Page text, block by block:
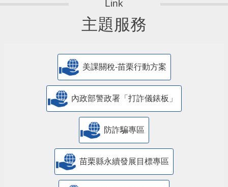
主題服務
美課關稅-苗栗行動方案
內政部警政署「打詐儀錶板」
防詐騙專區
苗栗縣永續發展目標專區